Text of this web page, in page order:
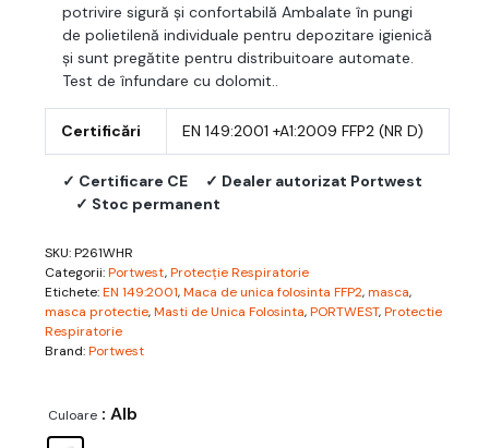
potrivire sigură și confortabilă Ambalate în pungi
de polietilenă individuale pentru depozitare igienică
și sunt pregătite pentru distribuitoare automate.
Test de înfundare cu dolomit..
Certificări EN 149:2001 +A1:2009 FFP2 (NR D)
✓ Certificare CE
✓ Dealer autorizat Portwest
✓ Stoc permanent
SKU:P261WHR
Categorii:Portwest,Protecție Respiratorie
Etichete:EN 149:2001,Maca de unica folosinta FFP2,masca,
masca protectie,Masti de Unica Folosinta,PORTWEST,Protectie
Respiratorie
Brand:Portwest
Culoare : Alb